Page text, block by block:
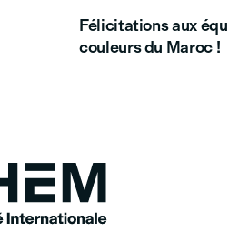
Félicitations aux
couleurs du Maroc !